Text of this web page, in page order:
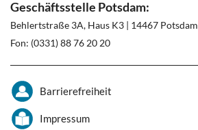
Geschäftsstelle Potsdam:
Behlertstraße 3A, Haus K3 | 14467 Potsdam
Fon: (0331) 88 76 20 20
Barrierefreiheit
Impressum